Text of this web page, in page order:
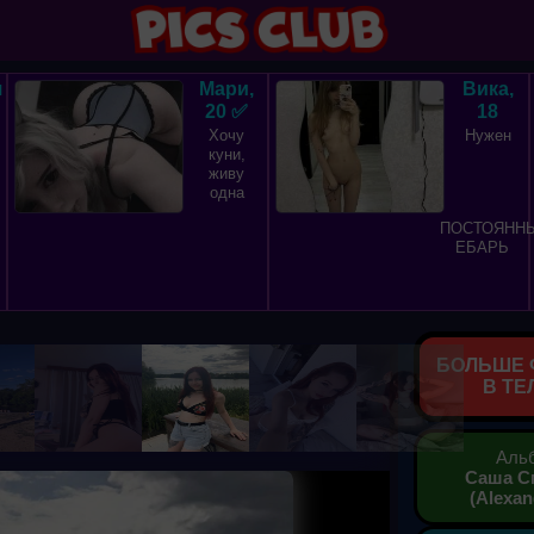
Мари,
20 ✅
Хочу
куни,
живу
одна
Вика,
18
Нужен
ЕБАРЬ
БОЛЬШЕ
В
Саша